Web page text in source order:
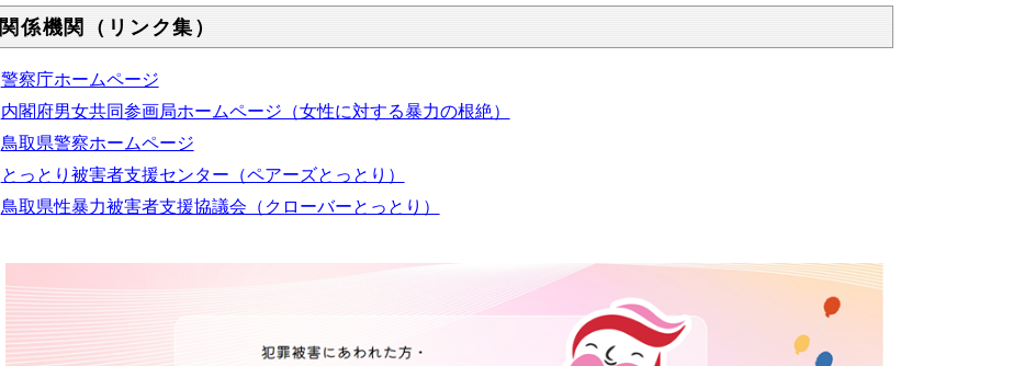
関係機関（リンク集）
警察庁ホームページ
内閣府男女共同参画局ホームページ（女性に対する暴力の根絶）
鳥取県警察ホームページ
とっとり被害者支援センター（ペアーズとっとり）
鳥取県性暴力被害者支援協議会（クローバーとっとり）